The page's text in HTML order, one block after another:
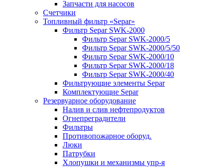
Запчасти для насосов
Счетчики
Топливный фильтр «Separ»
Фильтр Separ SWK-2000
Фильтр Separ SWK-2000/5
Фильтр Separ SWK-2000/5/50
Фильтр Separ SWK-2000/10
Фильтр Separ SWK-2000/18
Фильтр Separ SWK-2000/40
Фильтрующие элементы Separ
Комплектующие Separ
Резервуарное оборудование
Налив и слив нефтепродуктов
Огнепреградители
Фильтры
Противопожарное оборуд.
Люки
Патрубки
Хлопушки и механизмы упр-я